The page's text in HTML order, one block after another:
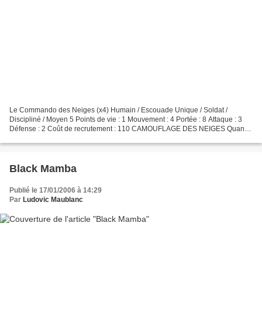
Le Commando des Neiges (x4) Humain / Escouade Unique / Soldat /
Discipliné / Moyen 5 Points de vie : 1 Mouvement : 4 Portée : 8 Attaque : 3
Défense : 2 Coût de recrutement : 110 CAMOUFLAGE DES NEIGES Quand
Black Mamba
Publié le 17/01/2006 à 14:29
Par Ludovic Maublanc